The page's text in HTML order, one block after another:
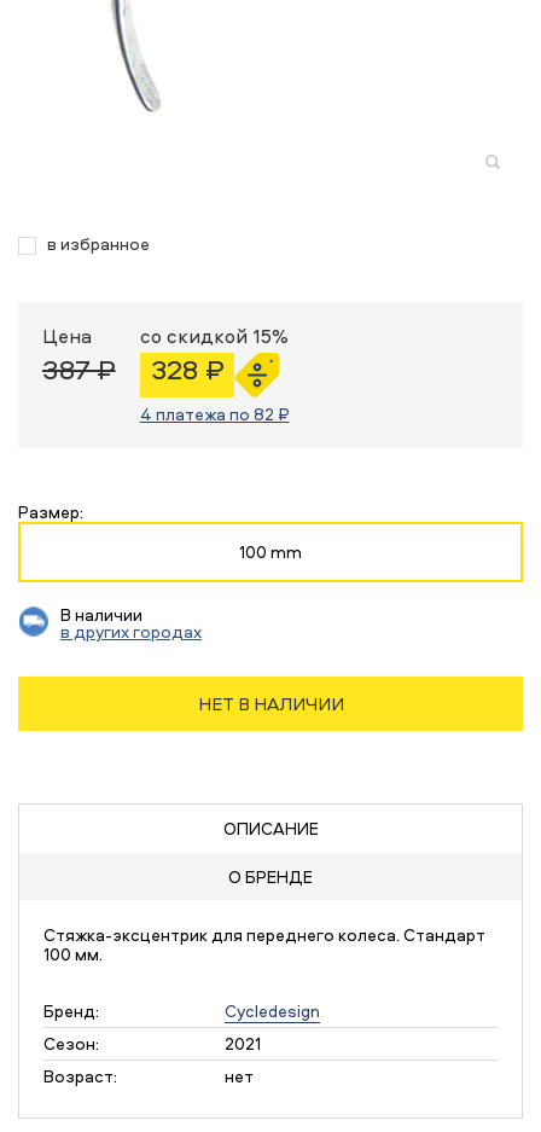
в избранное
Цена
387 ₽
со скидкой 15%
328 ₽
4 платежа по 82 ₽
Размер:
100 mm
В наличии
в других городах
НЕТ В НАЛИЧИИ
ОПИСАНИЕ
О БРЕНДЕ
Стяжка-эксцентрик для переднего колеса. Стандарт
100 мм.
Бренд:
Cycledesign
Сезон:
2021
Возраст:
нет